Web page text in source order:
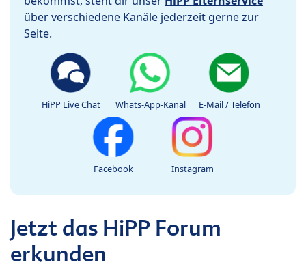
über verschiedene Kanäle jederzeit gerne zur
Seite.
HiPP Live Chat Whats-App-Kanal E-Mail / Telefon
Facebook Instagram
Jetzt das HiPP Forum
erkunden